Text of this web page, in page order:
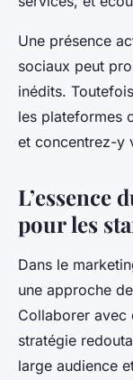
Une présence
sociaux peut
inédits.
les plateformes
et concentrez-y
L’essence
pour les
Dans le
une approche
Collaborer avec
stratégie
large audience